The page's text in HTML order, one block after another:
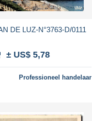
DE LUZ-N°3763-D/0111
± US$ 5,78
Professioneel handelaar